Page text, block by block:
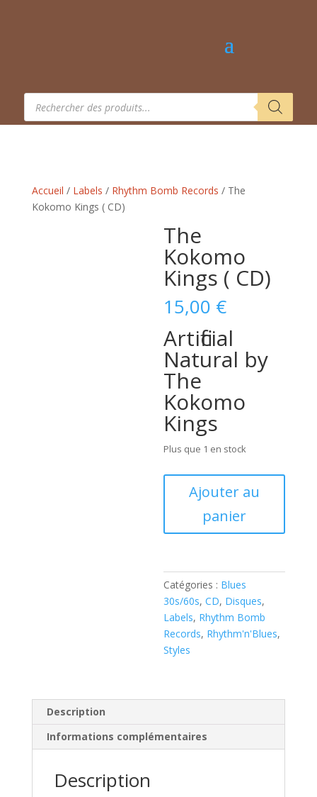
Recherche
produits
Accueil / Labels / Rhythm Bomb Records / The
Kokomo Kings ( CD)
The
Kokomo
Kings ( CD)
15,00 €
Artificial
Natural by
The
Kokomo
Kings
Plus que 1 en stock
Kokomo
CD)
Ajouter au
panier
Catégories : Blues
30s/60s,CD, Disques,
Labels, Rhythm Bomb
Records, Rhythm'n'Blues,
Styles
Description
Informations complémentaires
Description